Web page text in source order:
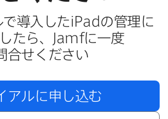
で​導入したiPad の​管理に​
たら、
Jamfに​一度​
合せください
アルに​申し込む